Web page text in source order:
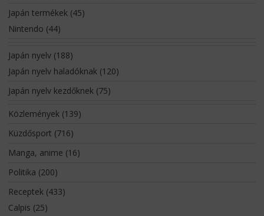
Japán termékek(45)
Nintendo (44)
Japán nyelv(188)
Japán nyelv haladóknak(120)
Japán nyelv kezdőknek(75)
Közlemények(139)
Küzdősport (716)
Manga, anime (16)
Politika (200)
Receptek(433)
Calpis (25)